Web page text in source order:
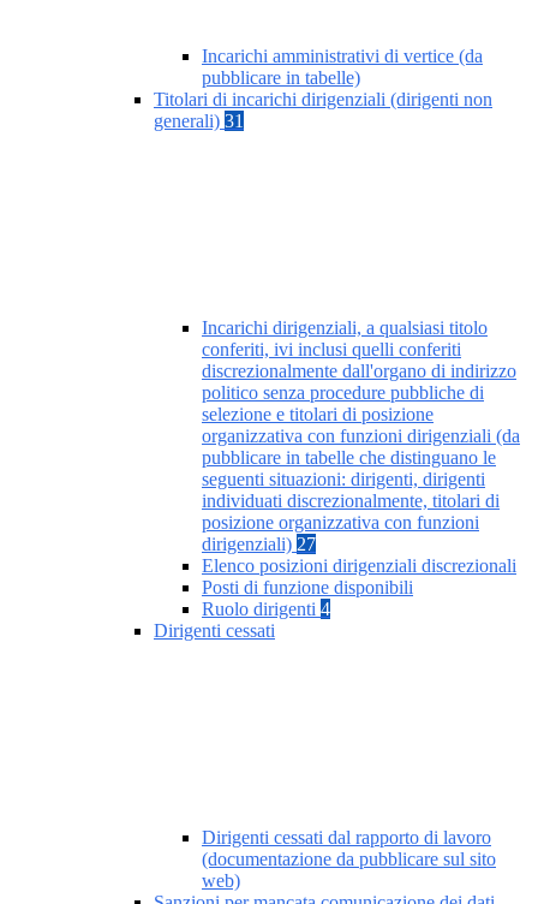
Incarichi amministrativi di vertice (da
pubblicare in tabelle)
Titolari di incarichi dirigenziali (dirigenti non
generali) 31
Incarichi dirigenziali, a qualsiasi titolo
conferiti, ivi inclusi quelli conferiti
discrezionalmente dall'organo di indirizzo
politico senza procedure pubbliche di
selezione e titolari di posizione
organizzativa con funzioni dirigenziali (da
pubblicare in tabelle che distinguano le
seguenti situazioni: dirigenti, dirigenti
individuati discrezionalmente, titolari di
posizione organizzativa con funzioni
dirigenziali) 27
Elenco posizioni dirigenziali discrezionali
Posti di funzione disponibili
Ruolo dirigenti 4
Dirigenti cessati
Dirigenti cessati dal rapporto di lavoro
(documentazione da pubblicare sul sito
web)